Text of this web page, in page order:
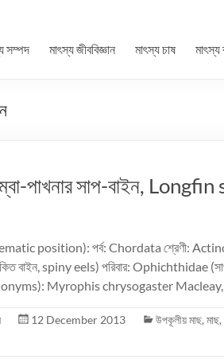
সম্পদ মাৎস্য জীববিজ্ঞান মাৎস্য চাষ মাৎস্য
লম্বা-পাখনার সাপ-বাইন,
position): পর্ব: Chordata শ্রেণী:
বাইন, spiny eels) পরিবার: Ophichthidae
Myrophis chrysogaster
12 December 2013 উপকূলীয় মাছ, মাছ,